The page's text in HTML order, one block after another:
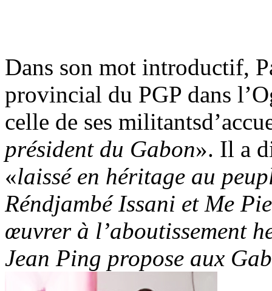
Dans son mot introductif,
provincial du PGP dans
celle de ses
président du Gabon». Il a
«laissé en héritage au
Réndjambé Issani et Me
œuvrer à l’aboutissement
Jean Ping propose aux